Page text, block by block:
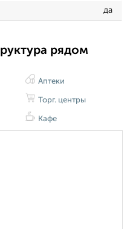
да
рядом
Аптеки
Торг. центры
Кафе